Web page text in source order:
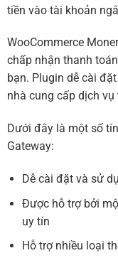
tiền vào tài khoản
WooCommerce
chấp nhận thanh
bạn. Plugin dễ cài
nhà cung cấp dịch
Dưới đây là một số
Gateway:
Dễ cài đặt và sử
Được hỗ trợ bởi
uy tín
Hỗ trợ nhiều loại